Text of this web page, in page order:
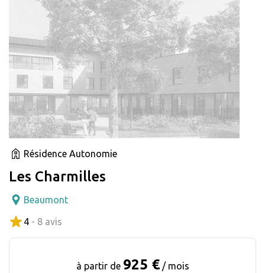
Résidence Autonomie
Les Charmilles
Beaumont
4 - 8 avis
à partir de 925 € / mois